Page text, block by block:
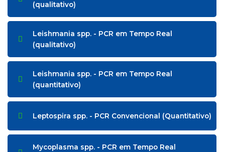
(qualitativo)
Leishmania spp. - PCR em Tempo Real
(qualitativo)
Leishmania spp. - PCR em Tempo Real
(quantitativo)
Leptospira spp. - PCR Convencional (Quantitativo)
Mycoplasma spp. - PCR em Tempo Real